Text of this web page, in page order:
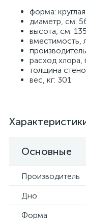
форма:
диаметр, см:
высота, см:
вместимость,
расход хлора,
толщина
вес, кг: 301.
Основные
Производитель
Дно
Форма